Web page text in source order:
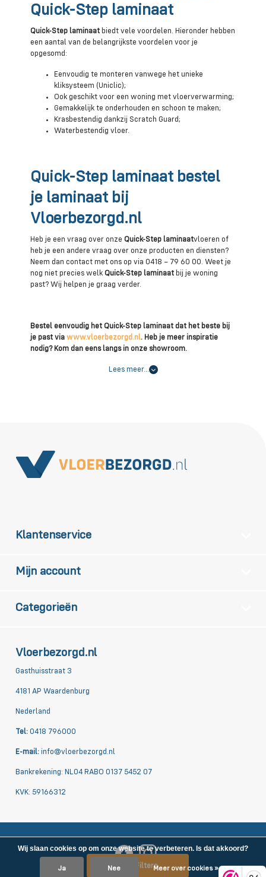
Filters
Quick-Step laminaat
Quick-Step laminaat biedt vele voordelen. Hieronder hebben
een aantal van de belangrijkste voordelen voor je
opgesomd:
Eenvoudig te monteren vanwege het unieke
kliksysteem (Uniclic);
Ook geschikt voor een woning met vloerverwarming;
Gemakkelijk te onderhouden en schoon te maken;
Krasbestendig dankzij Scratch Guard;
Waterbestendig vloer.
Quick-Step laminaat bestel
je laminaat bij
Vloerbezorgd.nl
Heb je een vraag over onzeQuick-Step laminaatvloeren of
heb je een andere vraag over onze producten en diensten?
Neem dan contact met ons op via 0418 – 79 60 00. Weet je
nog niet precies welkQuick-Step laminaat bij je woning
past? Wij helpen je graag verder.
Bestel eenvoudig het Quick-Step laminaat dat het beste bij
je past viawww.vloerbezorgd.nl. Heb je meer inspiratie
nodig? Kom dan eens langs in onze showroom.
Lees meer…
Vloerbezorgd.nl
Gasthuisstraat 3
4181 AP Waardenburg
Nederland
Tel: 0418 796000
E-mail: info@vloerbezorgd.nl
Bankrekening: NL04 RABO 0137 5452 07
KVK: 59166312
Klantenservice
Mijn account
Categorieën
Wij slaan cookies op om onze website te verbeteren. Is dat akkoord?
Ja Nee Meer over cookies »